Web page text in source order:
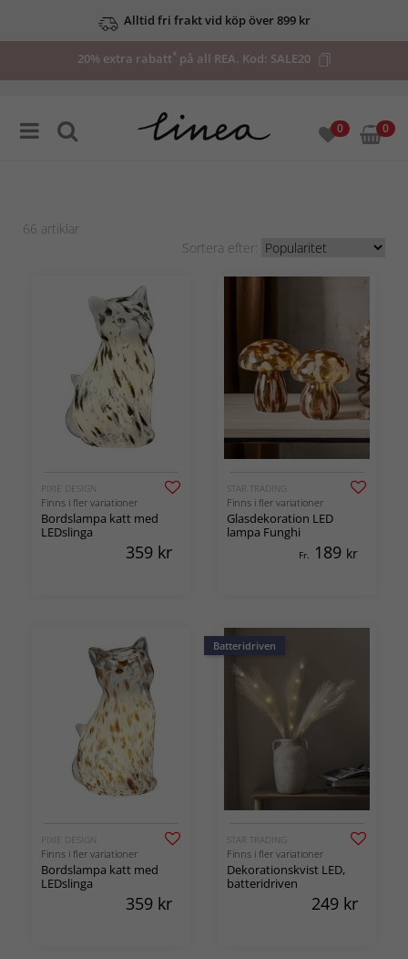
20% extra rabatt*på all REA. Kod: SALE20
0 0
66 artiklar
Sortera efter:
PIXIE DESIGN
Finns i fler variationer
Bordslampa katt med
LEDslinga
359 kr
STAR TRADING
Finns i fler variationer
Glasdekoration LED
lampa Funghi
Fr. 189 kr
PIXIE DESIGN
Finns i fler variationer
Bordslampa katt med
LEDslinga
359 kr
Batteridriven
STAR TRADING
Finns i fler variationer
Dekorationskvist LED,
batteridriven
249 kr